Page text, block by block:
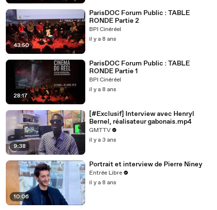
43:50
ParisDOC Forum Public : TABLE
RONDE Partie 2
BPI Cinéréel
il y a 8 ans
28:17
ParisDOC Forum Public : TABLE
RONDE Partie 1
BPI Cinéréel
il y a 8 ans
9:38
[#Exclusif] Interview avec Henryl
Bernel, réalisateur gabonais.mp4
GMTTV
il y a 3 ans
10:06
Portrait et interview de Pierre Niney
Entrée Libre
il y a 8 ans